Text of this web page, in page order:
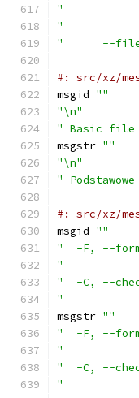
"
"
"      --
#: src/xz/
msgid ""
"\n"
" Basic file
msgstr ""
"\n"
"
#: src/xz/
msgid ""
"  -F, --
"
"  -C, --
"
msgstr ""
"  -F, --
"
"  -C, --
"